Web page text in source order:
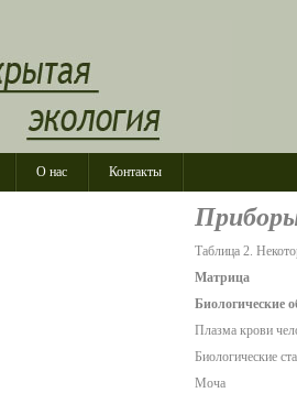
О нас Контакты
Таблица 2.
Матрица
Биологические
Плазма крови
Биологические
Моча